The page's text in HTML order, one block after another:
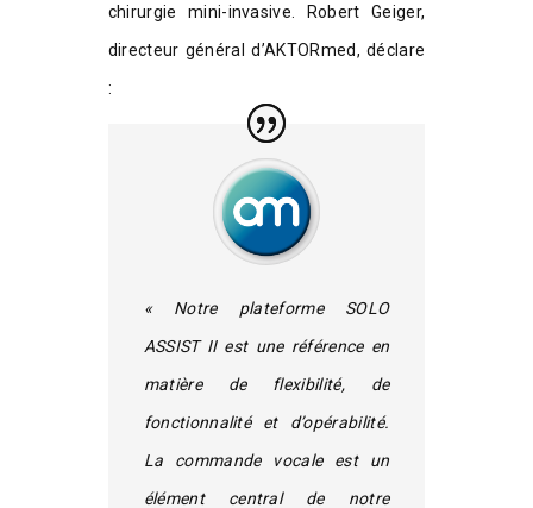
chirurgie mini-invasive. Robert Geiger,
directeur général d’AKTORmed, déclare
:
« Notre plateforme SOLO
ASSIST II est une référence en
matière de flexibilité, de
fonctionnalité et d’opérabilité.
La commande vocale est un
élément central de notre